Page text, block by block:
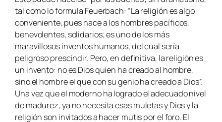
tal como lo formula Feuerbach: “La religión es algo
conveniente, pues hace a los hombres pacíficos,
benevolentes, solidarios; es uno de los más
maravillosos inventos humanos, del cual sería
peligroso prescindir. Pero, en definitiva, la religión es
un invento: no es Dios quien ha creado al hombre,
sino el hombre el que con su genio ha creado a Dios”.
Una vez que el moderno ha logrado el adecuado nivel
de madurez, ya no necesita esas muletas y Dios y la
religión son invitados a hacer mutis por el foro. El